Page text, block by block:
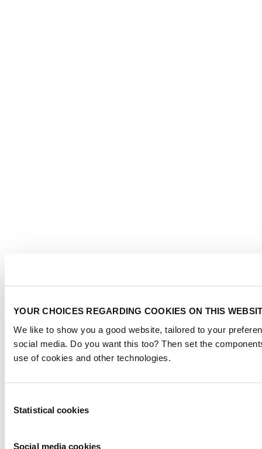
YOUR CHOICES REGARDING COOKIES ON THIS
We like to show you a good website, tailored to your
social media. Do you want this too? Then set the
use of cookies and other technologies.
Selection
Statistical cookies
Social media cookies